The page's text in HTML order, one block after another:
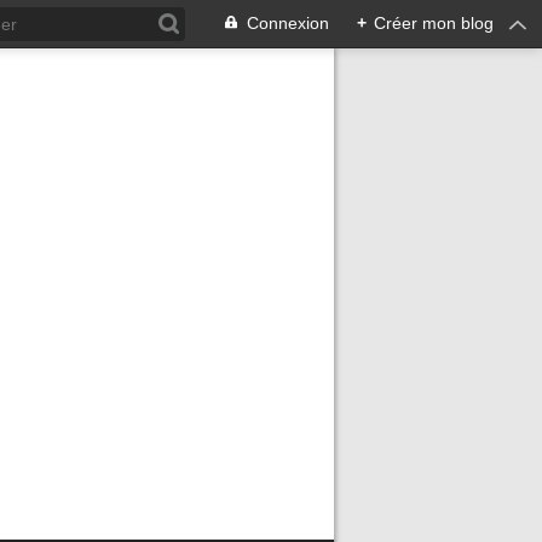
Connexion + Créer mon blog